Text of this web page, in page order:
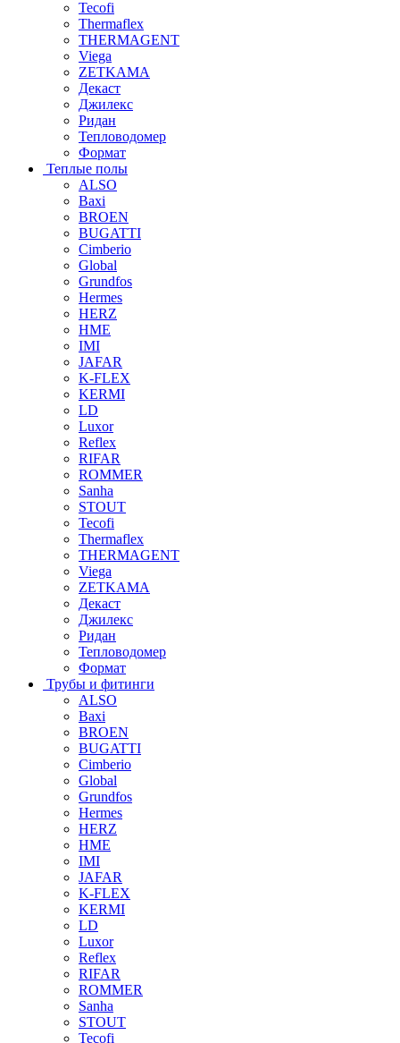
Tecofi
Thermaflex
THERMAGENT
Viega
ZETKAMA
Декаст
Джилекс
Ридан
Тепловодомер
Формат
Теплые полы
ALSO
Baxi
BROEN
BUGATTI
Cimberio
Global
Grundfos
Hermes
HERZ
HME
IMI
JAFAR
K-FLEX
KERMI
LD
Luxor
Reflex
RIFAR
ROMMER
Sanha
STOUT
Tecofi
Thermaflex
THERMAGENT
Viega
ZETKAMA
Декаст
Джилекс
Ридан
Тепловодомер
Формат
Трубы и фитинги
ALSO
Baxi
BROEN
BUGATTI
Cimberio
Global
Grundfos
Hermes
HERZ
HME
IMI
JAFAR
K-FLEX
KERMI
LD
Luxor
Reflex
RIFAR
ROMMER
Sanha
STOUT
Tecofi